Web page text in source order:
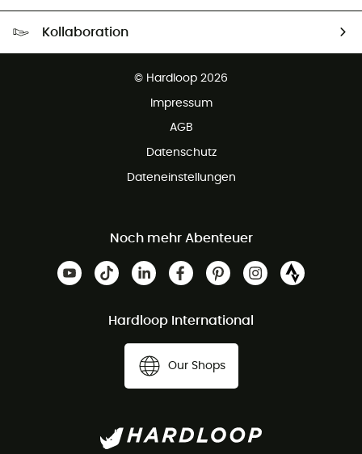
Kollaboration
© Hardloop 2026
Impressum
AGB
Datenschutz
Dateneinstellungen
Noch mehr Abenteuer
Hardloop International
Our Shops